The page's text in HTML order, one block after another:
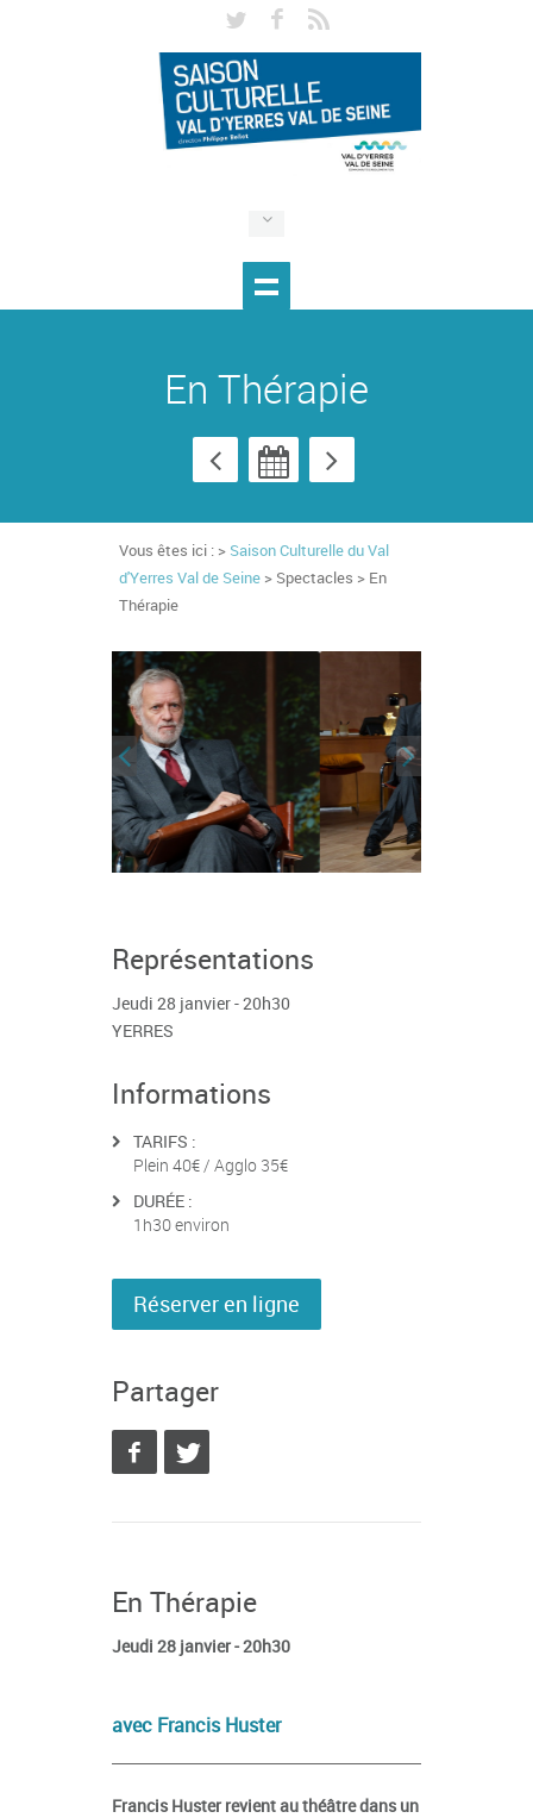
En Thérapie
Vous êtes ici : > Saison Culturelle du Val
d'Yerres Val de Seine > Spectacles > En
Thérapie
Représentations
Jeudi 28 janvier - 20h30
YERRES
Informations
TARIFS :
Plein 40€ / Agglo 35€
DURÉE :
1h30 environ
Réserver en ligne
Partager
En Thérapie
Jeudi 28 janvier - 20h30
avec Francis Huster
Francis Huster revient au théâtre dans un